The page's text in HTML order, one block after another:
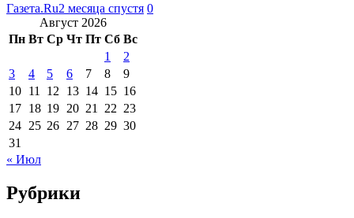
Газета.Ru2 месяца спустя 0
Август 2026
Пн Вт Ср Чт Пт Сб Вс
1
2
3
4 5 6 7 8
9
10 11 12 13 14 15 16
17 18 19 20 21 22 23
24 25 26 27 28 29 30
31
« Июл
Рубрики